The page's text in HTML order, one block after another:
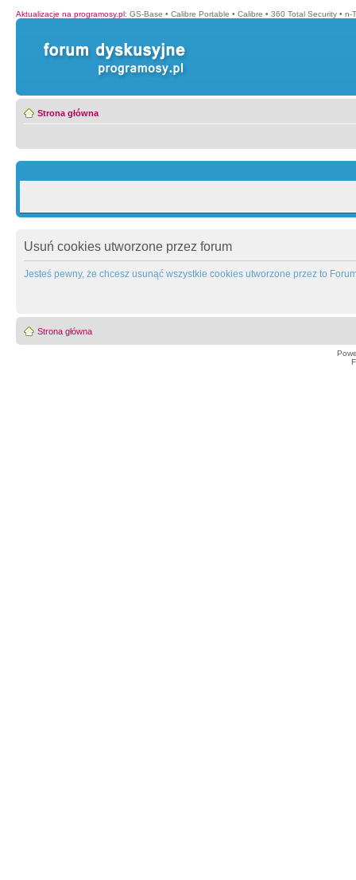
Aktualizacje na programosy.pl: GS-Base • Calibre Portable • Calibre • 360 Total Security • n-
Strona główna
Usuń cookies utworzone przez forum
Jesteś pewny, że chcesz usunąć wszystkie cookies utworzone przez to
Strona główna